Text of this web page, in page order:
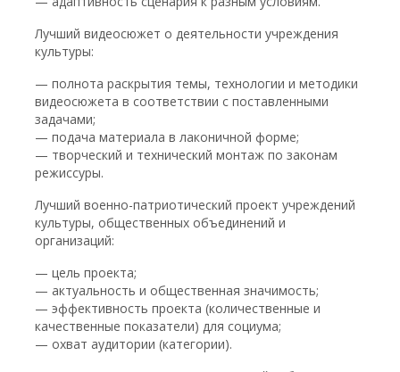
Лучший видеосюжет о деятельности учреждения
культуры:
— полнота раскрытия темы, технологии и методики
видеосюжета в соответствии с поставленными
задачами;
— подача материала в лаконичной форме;
— творческий и технический монтаж по законам
режиссуры.
Лучший военно-патриотический проект учреждений
культуры, общественных объединений и
организаций:
— цель проекта;
— актуальность и общественная значимость;
— эффективность проекта (количественные и
качественные показатели) для социума;
— охват аудитории (категории).